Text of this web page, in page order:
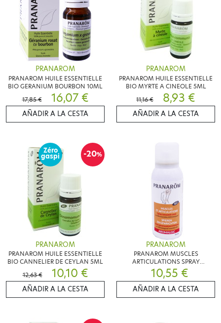
PRANAROM
PRANAROM HUILE ESSENTIELLE
BIO GERANIUM BOURBON 10ML
17,85 €
16,07 €
AÑADIR A LA CESTA
PRANAROM
PRANAROM HUILE ESSENTIELLE
BIO MYRTE A CINEOLE 5ML
11,16 €
8,93 €
AÑADIR A LA CESTA
-20%
Zéro
gaspi
PRANAROM
PRANAROM HUILE ESSENTIELLE
BIO CANNELIER DE CEYLAN 5ML
12,63 €
10,10 €
AÑADIR A LA CESTA
PRANAROM
PRANAROM MUSCLES
ARTICULATIONS SPRAY
CONCENTRE BIO 75 ML
10,55 €
AÑADIR A LA CESTA